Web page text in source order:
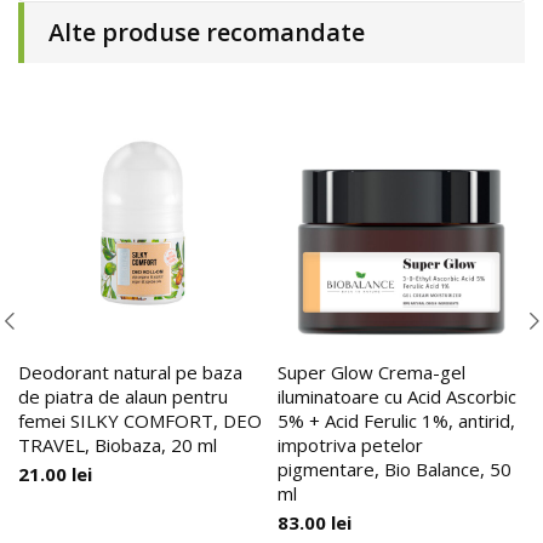
Alte produse recomandate
Deodorant natural pe baza
de piatra de alaun pentru
femei SILKY COMFORT, DEO
TRAVEL, Biobaza, 20 ml
21.00 lei
Super Glow Crema-gel
iluminatoare cu Acid Ascorbic
5% + Acid Ferulic 1%, antirid,
impotriva petelor
pigmentare, Bio Balance, 50
ml
83.00 lei